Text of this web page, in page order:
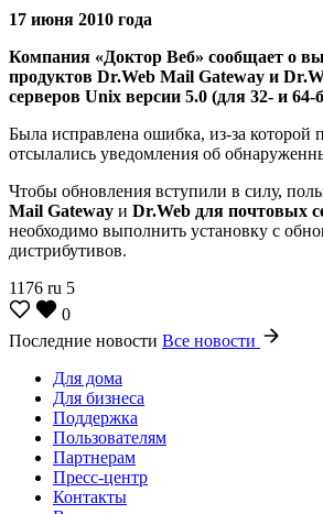
17 июня 2010 года
Компания «Доктор Веб» сообщает о
продуктов Dr.Web Mail Gateway и
серверов Unix версии 5.0 (для 32- и
Была исправлена ошибка, из-за которой
отсылались уведомления об
Чтобы обновления вступили в силу,
Mail Gateway и Dr.Web для почтовых
необходимо выполнить установку с
дистрибутивов.
1176 ru 5
0
Последние новости Все новости
Для дома
Для бизнеса
Поддержка
Пользователям
Партнерам
Пресс-центр
Контакты